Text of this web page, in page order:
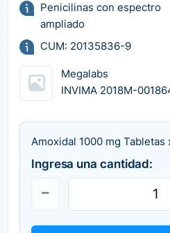
Penicilinas con espectro
ampliado
CUM: 20135836-9
Megalabs
INVIMA 2018M-
Amoxidal 1000 mg Tabletas
Ingresa una cantidad: